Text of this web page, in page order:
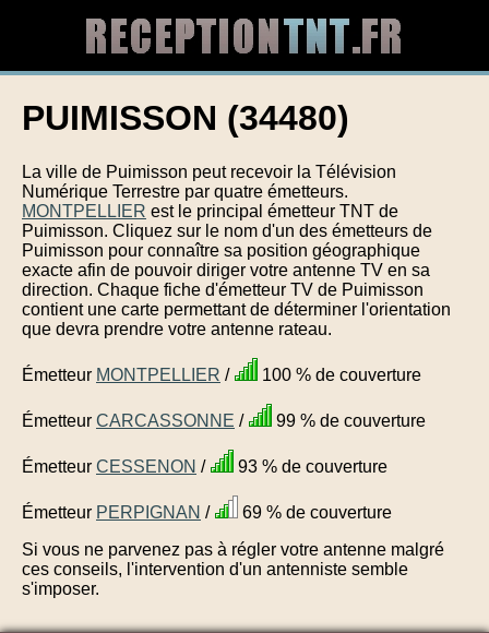
PUIMISSON (34480)
La ville de Puimisson peut recevoir la Télévision
Numérique Terrestre par quatre émetteurs.
MONTPELLIER est le principal émetteur TNT de
Puimisson. Cliquez sur le nom d'un des émetteurs de
Puimisson pour connaître sa position géographique
exacte afin de pouvoir diriger votre antenne TV en sa
direction. Chaque fiche d'émetteur TV de Puimisson
contient une carte permettant de déterminer l'orientation
que devra prendre votre antenne rateau.
Émetteur MONTPELLIER / 100 % de couverture
Émetteur CARCASSONNE / 99 % de couverture
Émetteur CESSENON / 93 % de couverture
Émetteur PERPIGNAN /
69 % de couverture
Si vous ne parvenez pas à régler votre antenne malgré
ces conseils, l'intervention d'un antenniste semble
s'imposer.